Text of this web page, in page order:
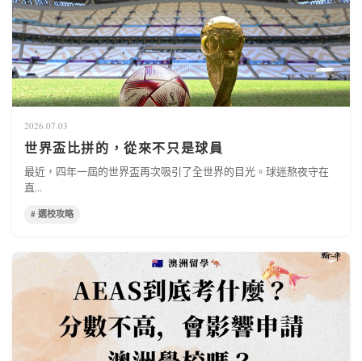
2026.07.03
世界盃比拼的，從來不只是球員
最近，四年一屆的世界盃再次吸引了全世界的目光。球迷熬夜守在
直...
# 選校攻略